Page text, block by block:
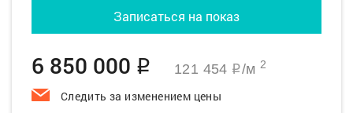
Записаться на показ
6 850 000 q 121 454 q/м 2
Следить за изменением цены